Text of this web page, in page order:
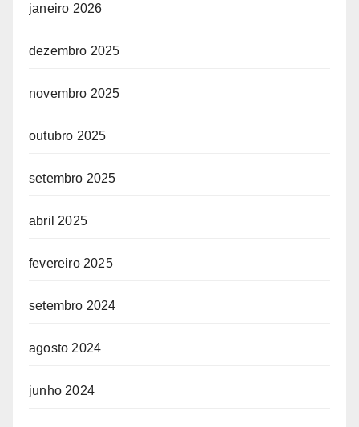
janeiro 2026
dezembro 2025
novembro 2025
outubro 2025
setembro 2025
abril 2025
fevereiro 2025
setembro 2024
agosto 2024
junho 2024